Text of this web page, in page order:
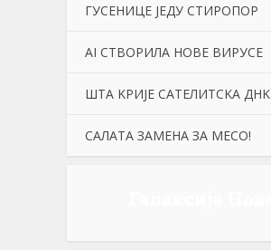
ГУСЕНИЦЕ ЈЕДУ СТИРОПОР
АI СТВОРИЛА НОВЕ ВИРУСЕ
ШТА KРИЈЕ САТЕЛИТСKА ДНK
САЛАТА ЗАМЕНА ЗА МЕСО!